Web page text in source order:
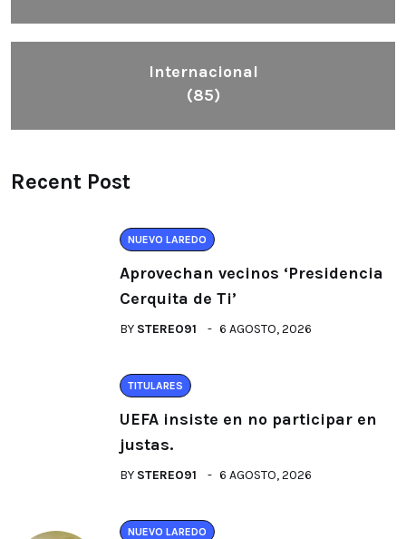
Internacional
(85)
Recent Post
NUEVO LAREDO
Aprovechan vecinos ‘Presidencia
Cerquita de Ti’
BY STEREO91 6 AGOSTO, 2026
TITULARES
UEFA insiste en no participar en
justas.
BY STEREO91 6 AGOSTO, 2026
NUEVO LAREDO